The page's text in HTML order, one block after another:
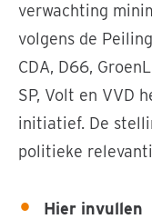
verwachting
volgens de
CDA, D66,
SP, Volt en VVD
initiatief. De
politieke
Hier invullen